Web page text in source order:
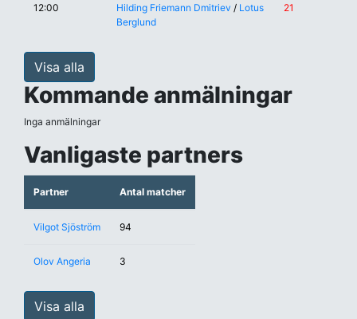
12:00
Hilding Friemann Dmitriev / Lotus
Berglund
21
Visa alla
Kommande anmälningar
Inga anmälningar
Vanligaste partners
Partner Antal matcher
Vilgot Sjöström 94
Olov Angeria 3
Visa alla